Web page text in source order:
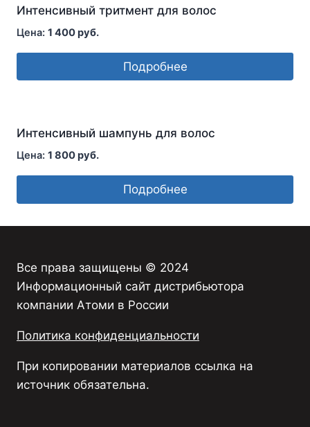
Интенсивный тритмент для волос
1 400руб.
Подробнее
Интенсивный шампунь для волос
1 800руб.
Подробнее
Все права защищены © 2024
Информационный сайт дистрибьютора
компании Атоми в России
Политика конфиденциальности
При копировании материалов ссылка на
источник обязательна.